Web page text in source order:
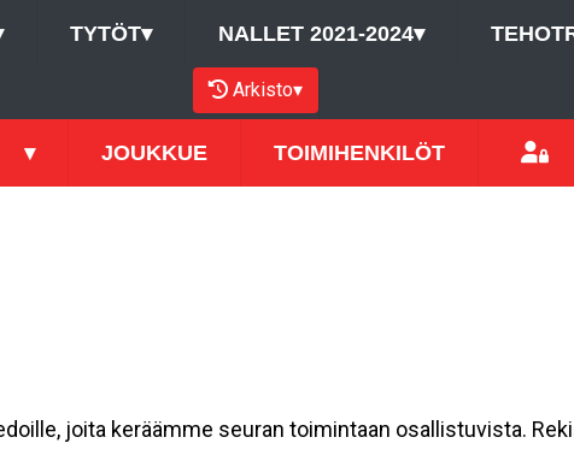
TYTÖT▾ NALLET 2021-2024▾
Arkisto▾
▾ JOUKKUE TOIMIHENKILÖT
joita keräämme seuran toimintaan osallistuvista.